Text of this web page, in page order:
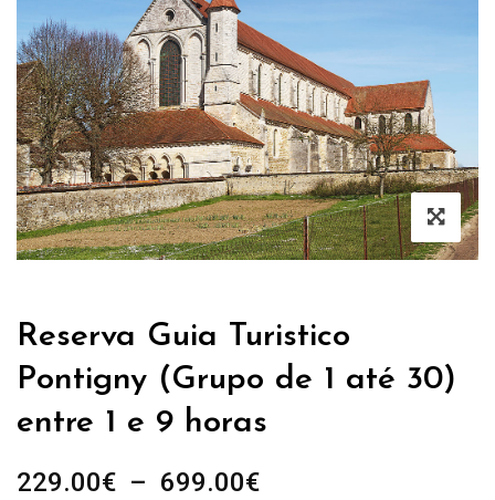
Reserva Guia Turistico
Pontigny (Grupo de 1 até 30)
entre 1 e 9 horas
229.00€ – 699.00€Plage